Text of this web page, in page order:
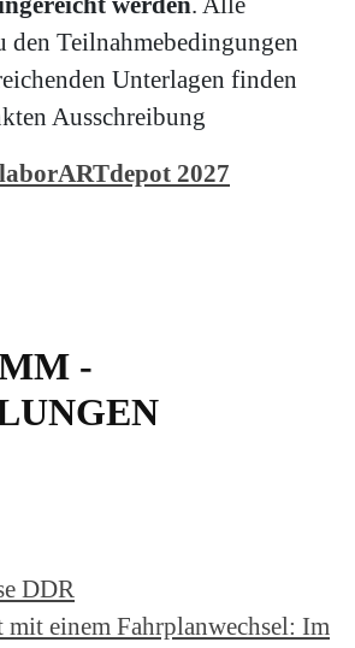
den Teilnahmebedingungen
Unterlagen finden
Ausschreibung
2027
-
DDR
einem Fahrplanwechsel: Im